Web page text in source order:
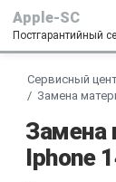
Apple-SC
Постгарантийный
Сервисный
Замена
Замена
Iphone